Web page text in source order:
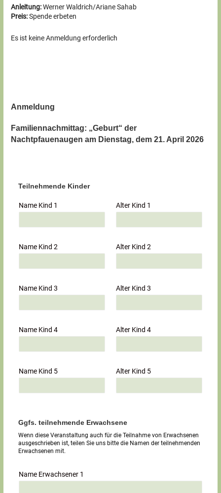
Anleitung:Werner Waldrich/Ariane Sahab
Preis:Spende erbeten
Es ist keine Anmeldung erforderlich
Anmeldung
Familiennachmittag: „Geburt“ der
Nachtpfauenaugen am Dienstag, dem 21. April 2026
Teilnehmende Kinder
Name Kind 1 Alter Kind 1
Name Kind 2 Alter Kind 2
Name Kind 3 Alter Kind 3
Name Kind 4 Alter Kind 4
Name Kind 5 Alter Kind 5
Ggfs. teilnehmende Erwachsene
Wenn diese Veranstaltung auch für die Teilnahme von Erwachsenen
ausgeschrieben ist, teilen Sie uns bitte die Namen der teilnehmenden
Erwachsenen mit.
Name Erwachsener 1